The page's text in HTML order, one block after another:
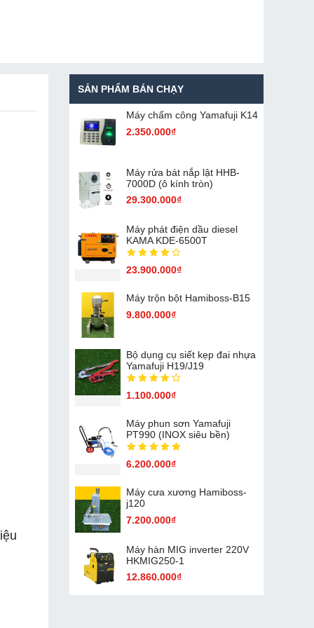
SẢN PHẨM BÁN CHẠY
Máy chấm cô​ng Yamafuji K14
2.350.000₫
Máy rửa bát nắp lật HHB-
7000D (ô kính tròn)
29.300.000₫
Máy phát điện dầu diesel
KAMA KDE-6500T
23.900.000₫
Máy trộn bột Hamiboss-B15
9.800.000₫
Bộ dụng cụ siết kẹp đai nhựa
Yamafuji H19/J19
1.100.000₫
Máy phun sơn Yamafuji
PT990 (INOX siêu bền)
6.200.000₫
Máy cưa xương Hamiboss-
j120
7.200.000₫
Máy hàn MIG inverter 220V
HKMIG250-1
12.860.000₫